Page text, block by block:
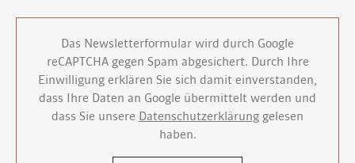
Das Newsletterformular wird durch Google
reCAPTCHA gegen Spam abgesichert. Durch Ihre
Einwilligung erklären Sie sich damit einverstanden,
dass Ihre Daten an Google übermittelt werden und
dass Sie unsere Datenschutzerklärung gelesen
haben.